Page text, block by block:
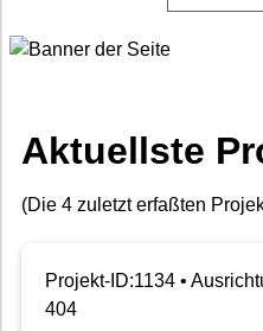
Forschendenverzeichnis
FAQ
Newsletter
Barrierefreiheit
Aktuellste
(Die 4 zuletzt erfaßten
Projekt-ID:1134 •
404